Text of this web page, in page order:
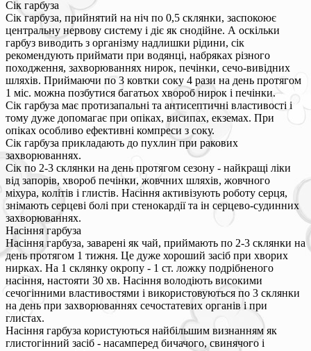
Сік гарбуза
Сік гарбуза, прийнятий на ніч по 0,5 склянки, заспокоює
центральну нервову систему і діє як снодійне. А оскільки
гарбуз виводить з організму надлишки рідини, сік
рекомендують приймати при водянці, набряках різного
походження, захворюваннях нирок, печінки, сечо-вивідних
шляхів. Приймаючи по 3 ковтки соку 4 рази на день протягом
1 міс. можна позбутися багатьох хвороб нирок і печінки.
Сік гарбуза має протизапальні та антисептичні властивості і
тому дуже допомагає при опіках, висипах, екземах. При
опіках особливо ефективні компреси з соку.
Сік гарбуза прикладають до пухлин при ракових
захворюваннях.
Сік по 2-3 склянки на день протягом сезону - найкращі ліки
від запорів, хвороб печінки, жовчних шляхів, жовчного
міхура, колітів і глистів. Насіння активізують роботу серця,
знімають серцеві болі при стенокардії та ін серцево-судинних
захворюваннях.
Насіння гарбуза
Насіння гарбуза, заварені як чай, приймають по 2-3 склянки на
день протягом 1 тижня. Це дуже хороший засіб при хворих
нирках. На 1 склянку окропу - 1 ст. ложку подрібненого
насіння, настояти 30 хв. Насіння володіють високими
сечогінними властивостями і використовуються по 3 склянки
на день при захворюваннях сечостатевих органів і при
глистах.
Насіння гарбуза користуються найбільшим визнанням як
глистогінний засіб - насамперед бичачого, свинячого і